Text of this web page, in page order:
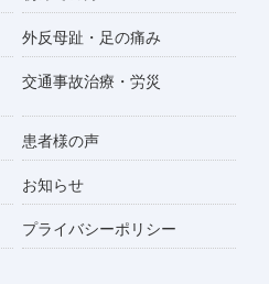
外反母趾・足の痛み
交通事故治療・労災
患者様の声
お知らせ
プライバシーポリシー